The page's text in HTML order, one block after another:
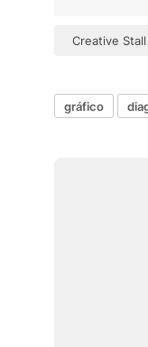
Creative
gráfico